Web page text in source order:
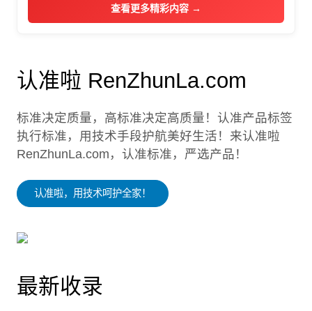
查看更多精彩内容 →
认准啦 RenZhunLa.com
标准决定质量，高标准决定高质量！认准产品标签
执行标准，用技术手段护航美好生活！来认准啦
RenZhunLa.com，认准标准，严选产品！
认准啦，用技术呵护全家！
最新收录